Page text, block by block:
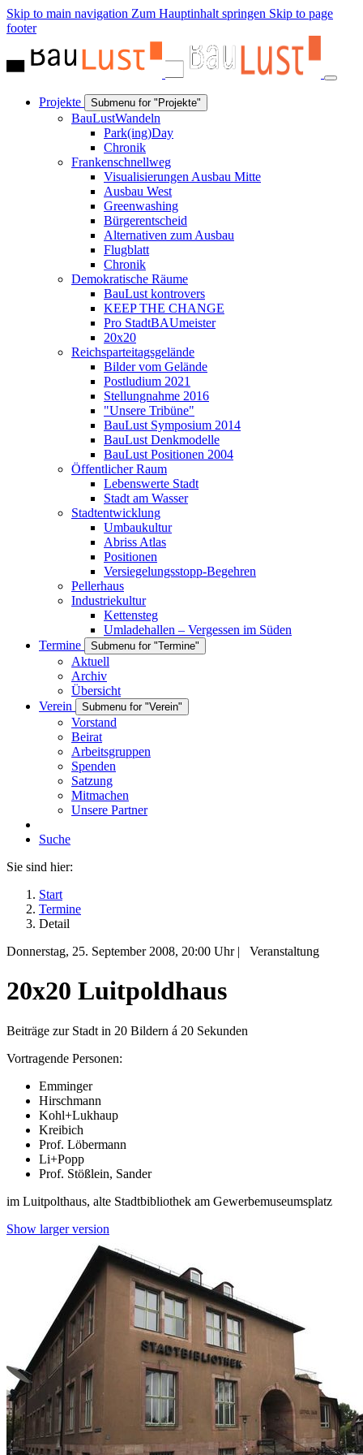
Skip to main navigation Zum Hauptinhalt springen Skip to page
footer
Projekte Submenu for "Projekte"
BauLustWandeln
Park(ing)Day
Chronik
Frankenschnellweg
Visualisierungen Ausbau Mitte
Ausbau West
Greenwashing
Bürgerentscheid
Alternativen zum Ausbau
Flugblatt
Chronik
Demokratische Räume
BauLust kontrovers
KEEP THE CHANGE
Pro StadtBAUmeister
20x20
Reichsparteitagsgelände
Bilder vom Gelände
Postludium 2021
Stellungnahme 2016
"Unsere Tribüne"
BauLust Symposium 2014
BauLust Denkmodelle
BauLust Positionen 2004
Öffentlicher Raum
Lebenswerte Stadt
Stadt am Wasser
Stadtentwicklung
Umbaukultur
Abriss Atlas
Positionen
Versiegelungsstopp-Begehren
Pellerhaus
Industriekultur
Kettensteg
Umladehallen – Vergessen im Süden
Termine
Submenu for "Termine"
Aktuell
Archiv
Übersicht
Verein
Submenu for "Verein"
Vorstand
Beirat
Arbeitsgruppen
Spenden
Satzung
Mitmachen
Unsere Partner
Suche
Sie sind hier:
Start
Termine
Detail
Donnerstag, 25. September 2008, 20:00 Uhr | Veranstaltung
20x20 Luitpoldhaus
Beiträge zur Stadt in 20 Bildern á 20 Sekunden
Vortragende Personen:
Emminger
Hirschmann
Kohl+Lukhaup
Kreibich
Prof. Löbermann
Li+Popp
Prof. Stößlein, Sander
im Luitpolthaus, alte Stadtbibliothek am Gewerbemuseumsplatz
Show larger version